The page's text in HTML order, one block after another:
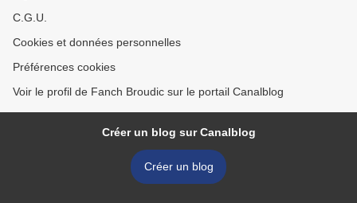
C.G.U.
Cookies et données personnelles
Préférences cookies
Voir le profil de Fanch Broudic sur le portail Canalblog
Créer un blog sur Canalblog
Créer un blog